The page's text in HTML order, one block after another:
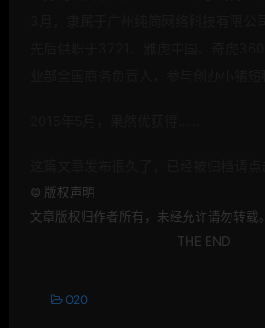
© 版权声明
文章版权归作者所有，未经允许请勿转载。
THE END
O2O